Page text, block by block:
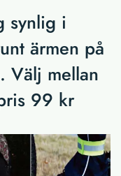
synlig i
ärmen på
Välj mellan
99 kr